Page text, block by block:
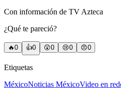
Con información de TV Azteca
¿Qué te pareció?
🔥0 👍0 😲0 😢0 😠0
Etiquetas
MéxicoNoticias MéxicoVideo en